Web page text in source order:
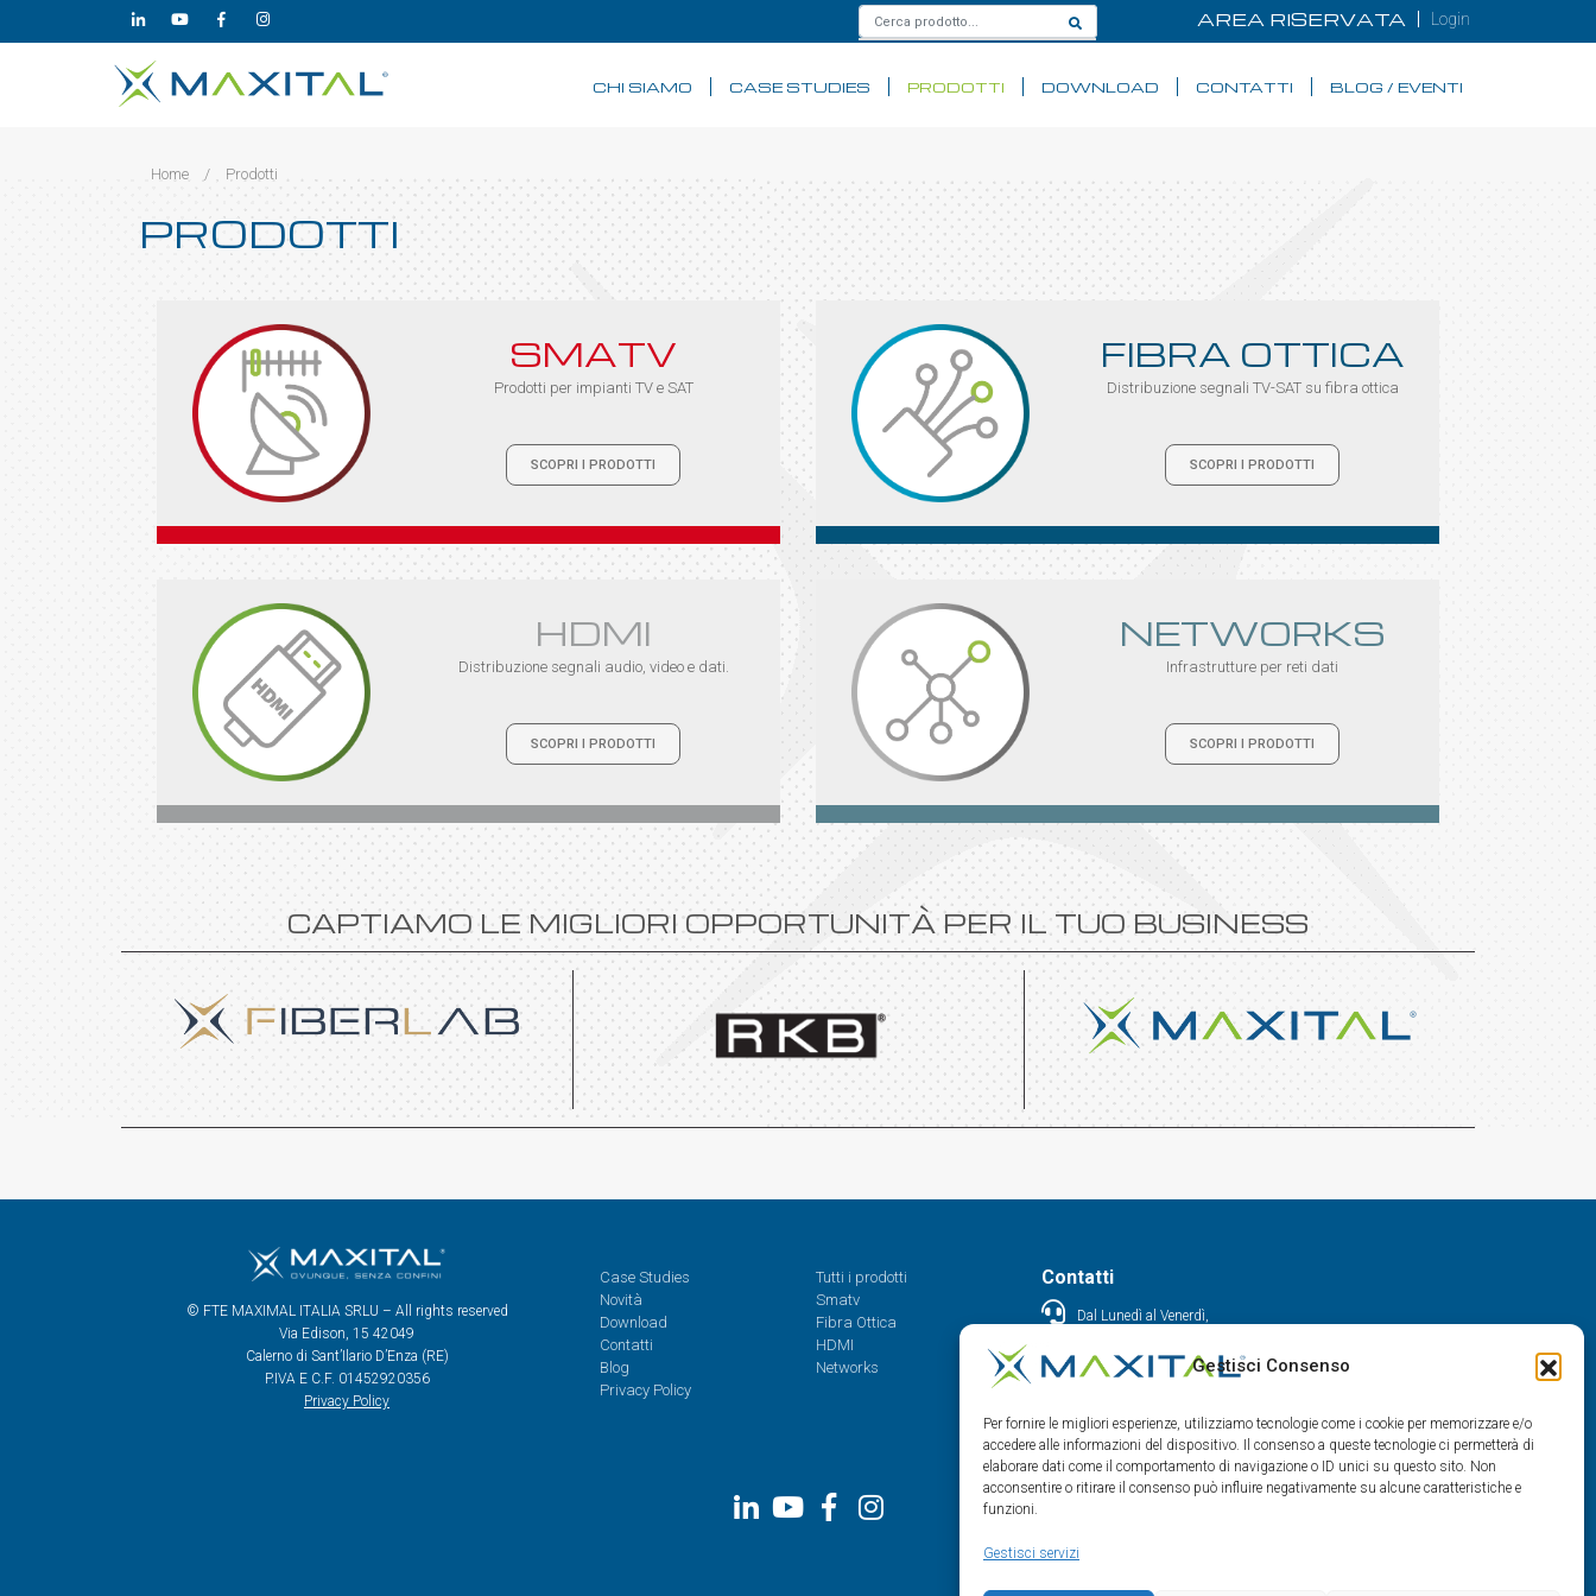
Gestisci Consenso
Per fornire le migliori esperienze, utilizziamo tecnologie come i cookie per memorizzare e/o
accedere alle informazioni del dispositivo. Il consenso a queste tecnologie ci permetterà di
elaborare dati come il comportamento di navigazione o ID unici su questo sito. Non
acconsentire o ritirare il consenso può influire negativamente su alcune caratteristiche e
funzioni.
Gestisci servizi
AREA RISERVATA Login
CHI SIAMO CASE STUDIES PRODOTTI DOWNLOAD CONTATTI BLOG / EVENTI
Home / Prodotti
PRODOTTI
SMATV
Prodotti per impianti TV e SAT
SCOPRI I PRODOTTI
FIBRA OTTICA
Distribuzione segnali TV-SAT su fibra ottica
SCOPRI I PRODOTTI
HDMI
Distribuzione segnali audio, video e dati.
SCOPRI I PRODOTTI
NETWORKS
Infrastrutture per reti dati
SCOPRI I PRODOTTI
CAPTIAMO LE MIGLIORI OPPORTUNITÀ PER IL TUO BUSINESS
© FTE MAXIMAL ITALIA SRLU – All rights reserved
Via Edison, 15 42049
Calerno di Sant’Ilario D’Enza (RE)
P.IVA E C.F. 01452920356
Privacy Policy
Case Studies
Novità
Download
Contatti
Blog
Privacy Policy
Tutti i prodotti
Smatv
Fibra Ottica
HDMI
Networks
Contatti
Dal Lunedì al Venerdì,
0522/909701
info@maxital.it